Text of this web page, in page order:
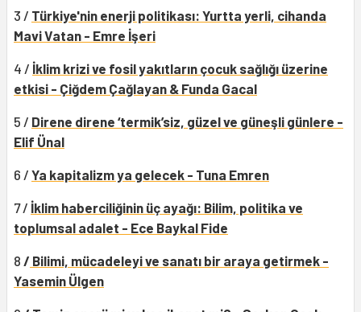
3 / Türkiye'nin enerji politikası: Yurtta yerli, cihanda
Mavi Vatan - Emre İşeri
4 / İklim krizi ve fosil yakıtların çocuk sağlığı üzerine
etkisi - Çiğdem Çağlayan & Funda Gacal
5 / Direne direne ‘termik’siz, güzel ve güneşli günlere -
Elif Ünal
6 / Ya kapitalizm ya gelecek - Tuna Emren
7 / İklim haberciliğinin üç ayağı: Bilim, politika ve
toplumsal adalet - Ece Baykal Fide
8 / Bilimi, mücadeleyi ve sanatı bir araya getirmek -
Yasemin Ülgen